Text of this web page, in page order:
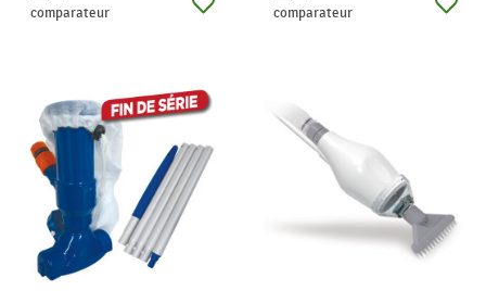
comparateur
comparateur